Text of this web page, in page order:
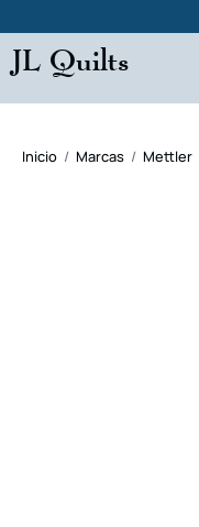
JL Quilts
Inicio / Marcas / Mettler